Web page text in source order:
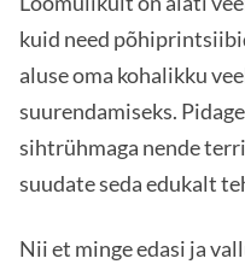
kuid need
aluse oma kohalikku
suurendamiseks.
sihtrühmaga nende
suudate seda edukalt
Nii et minge edasi ja